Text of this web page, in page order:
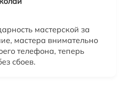
мастерской за
мастера внимательно
телефона, теперь
сбоев.